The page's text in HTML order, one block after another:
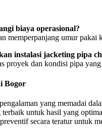
biaya operasional?
memperpanjang umur
instalasi jacketing pipa
proyek dan kondisi pipa
Bogor
yang memadai
untuk hasil yang
secara teratur untuk